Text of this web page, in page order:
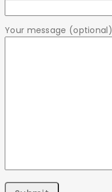
Your message (optional)